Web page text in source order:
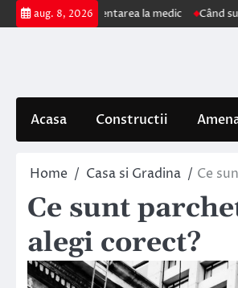
Skip
to
aug. 8, 2026
impun prezentarea la medic Când sunt
Acasa Constructii
Home Casa si Gradina Ce
Ce sunt
alegi corect?